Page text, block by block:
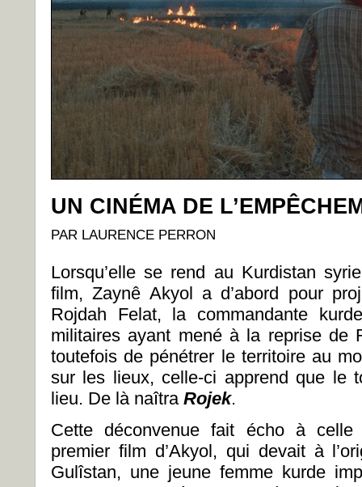
UN CINÉMA DE
PAR LAURENCE PERRON
Lorsqu’elle se rend au Kurdistan
film, Zaynê Akyol a d’abord pour
Rojdah Felat, la commandante
militaires ayant mené à la reprise de
toutefois de pénétrer le territoire au
sur les lieux, celle-ci apprend que le
lieu. De là naîtra Rojek.
Cette déconvenue fait écho à
premier film d’Akyol, qui devait à
Gulîstan, une jeune femme kurde